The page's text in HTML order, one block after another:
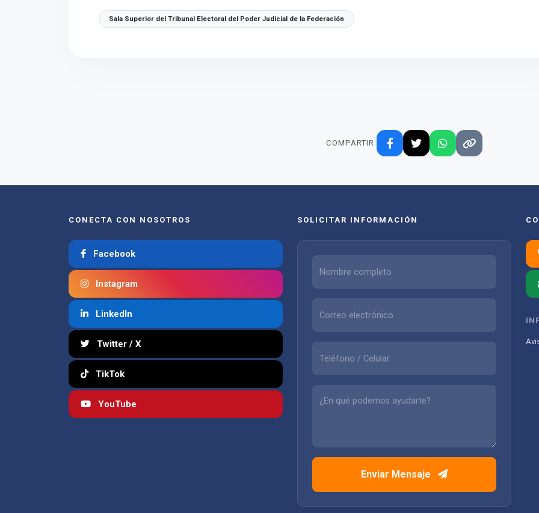
Sala Superior del Tribunal Electoral del Poder Judicial de la Federación
COMPARTIR:
CONECTA CON NOSOTROS
Facebook
Instagram
LinkedIn
Twitter / X
TikTok
YouTube
SOLICITAR INFORMACIÓN
Enviar Mensaje